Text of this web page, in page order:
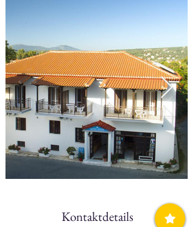
Kontaktdetails